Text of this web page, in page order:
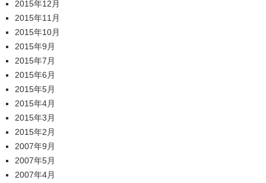
2015年12月
2015年11月
2015年10月
2015年9月
2015年7月
2015年6月
2015年5月
2015年4月
2015年3月
2015年2月
2007年9月
2007年5月
2007年4月